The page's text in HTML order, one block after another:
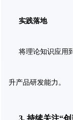
实践落地
将理论知识应用
升产品研发能力。
3. 持续关注“创